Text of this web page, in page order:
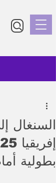
السنغال
بطولية